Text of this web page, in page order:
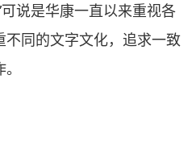
说是华康一直以来重视各
同的文字文化，追求一致